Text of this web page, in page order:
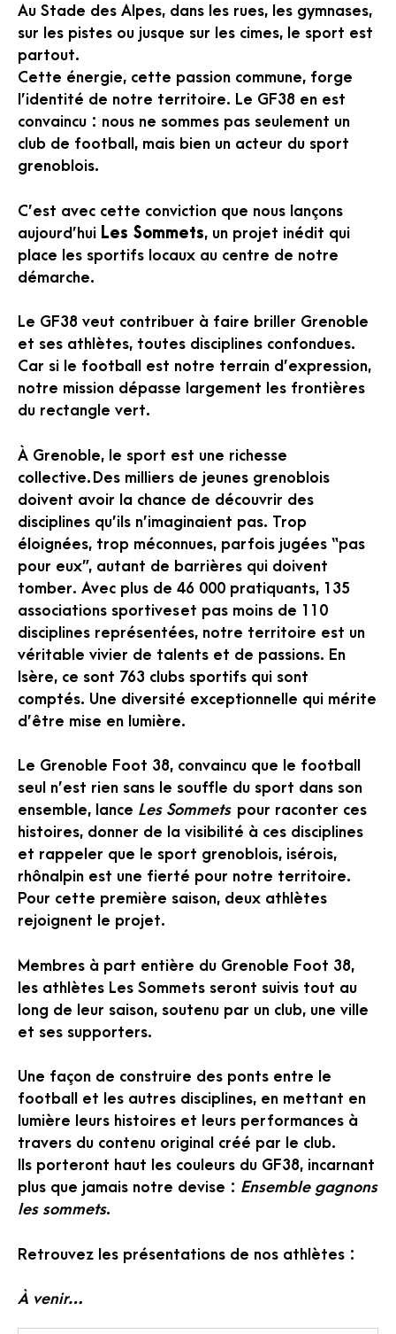
Au Stade des Alpes, dans les rues, les gymnases,
sur les pistes ou jusque sur les cimes, le sport est
partout.
Cette énergie, cette passion commune, forge
l’identité de notre territoire. Le GF38 en est
convaincu : nous ne sommes pas seulement un
club de football, mais bien un acteur du sport
grenoblois.
C’est avec cette conviction que nous lançons
aujourd’hui Les Sommets, un projet inédit qui
place les sportifs locaux au centre de notre
démarche.
Le GF38 veut contribuer à faire briller Grenoble
et ses athlètes, toutes disciplines confondues.
Car si le football est notre terrain d’expression,
notre mission dépasse largement les frontières
du rectangle vert.
À Grenoble, le sport est une richesse
collective. Des milliers de jeunes grenoblois
doivent avoir la chance de découvrir des
disciplines qu’ils n’imaginaient pas. Trop
éloignées, trop méconnues, parfois jugées “pas
pour eux”, autant de barrières qui doivent
tomber. Avec plus de 46 000 pratiquants, 135
associations sportives et pas moins de 110
disciplines représentées, notre territoire est un
véritable vivier de talents et de passions. En
Isère, ce sont 763 clubs sportifs qui sont
comptés. Une diversité exceptionnelle qui mérite
d’être mise en lumière.
Le Grenoble Foot 38, convaincu que le football
seul n’est rien sans le souffle du sport dans son
ensemble, lance Les Sommetspour raconter ces
histoires, donner de la visibilité à ces disciplines
et rappeler que le sport grenoblois, isérois,
rhônalpin est une fierté pour notre territoire.
Pour cette première saison, deux athlètes
rejoignent le projet.
Membres à part entière du Grenoble Foot 38,
les athlètes Les Sommets seront suivis tout au
long de leur saison, soutenu par un club, une ville
et ses supporters.
Une façon de construire des ponts entre le
football et les autres disciplines, en mettant en
lumière leurs histoires et leurs performances à
travers du contenu original créé par le club.
Ils porteront haut les couleurs du GF38, incarnant
plus que jamais notre devise : Ensemble gagnons
les sommets.
Retrouvez les présentations de nos athlètes :
À venir…